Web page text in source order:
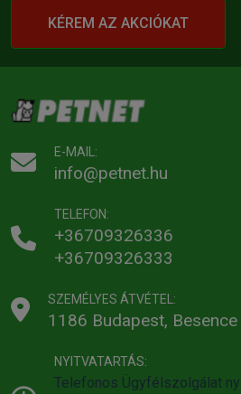
KÉREM AZ AKCIÓKAT
E-MAIL:
info@petnet.hu
TELEFON:
+36709326336
+36709326333
SZEMÉLYES ÁTVÉTEL:
1186 Budapest,
NYITVATARTÁS:
Telefonos Ügyfélszolgálat